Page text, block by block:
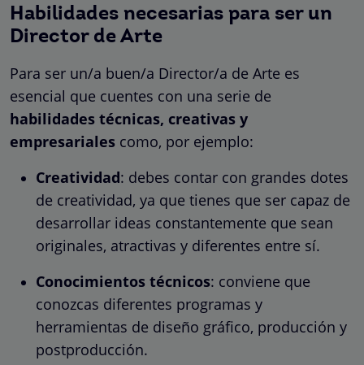
Habilidades necesarias para ser un
Director de Arte
Para ser un/a buen/a Director/a de Arte es
esencial que cuentes con una serie de
habilidades técnicas, creativas y
empresariales como, por ejemplo:
Creatividad: debes contar con grandes dotes
de creatividad, ya que tienes que ser capaz de
desarrollar ideas constantemente que sean
originales, atractivas y diferentes entre sí.
Conocimientos técnicos: conviene que
conozcas diferentes programas y
herramientas de diseño gráfico, producción y
postproducción.